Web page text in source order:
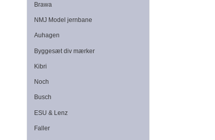
Brawa
NMJ Model jernbane
Auhagen
Byggesæt div mærker
Kibri
Noch
Busch
ESU & Lenz
Faller